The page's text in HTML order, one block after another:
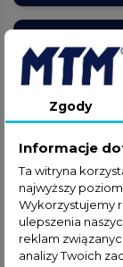
Zgody
Informacje
Ta witryna
najwyższy
Wykorzystujemy
ulepszenia
reklam
analizy Twoich